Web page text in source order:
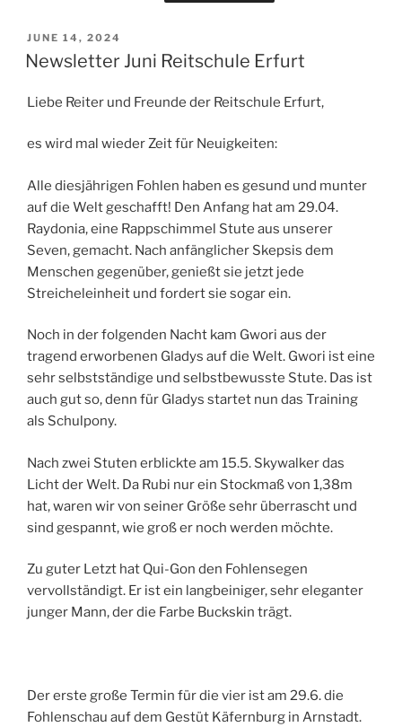
POSTED
ON
JUNE 14, 2024
Newsletter Juni Reitschule Erfurt
Liebe Reiter und Freunde der Reitschule Erfurt,
es wird mal wieder Zeit für Neuigkeiten:
Alle diesjährigen Fohlen haben es gesund und munter
auf die Welt geschafft! Den Anfang hat am 29.04.
Raydonia, eine Rappschimmel Stute aus unserer
Seven, gemacht. Nach anfänglicher Skepsis dem
Menschen gegenüber, genießt sie jetzt jede
Streicheleinheit und fordert sie sogar ein.
Noch in der folgenden Nacht kam Gwori aus der
tragend erworbenen Gladys auf die Welt. Gwori ist eine
sehr selbstständige und selbstbewusste Stute. Das ist
auch gut so, denn für Gladys startet nun das Training
als Schulpony.
Nach zwei Stuten erblickte am 15.5. Skywalker das
Licht der Welt. Da Rubi nur ein Stockmaß von 1,38m
hat, waren wir von seiner Größe sehr überrascht und
sind gespannt, wie groß er noch werden möchte.
Zu guter Letzt hat Qui-Gon den Fohlensegen
vervollständigt. Er ist ein langbeiniger, sehr eleganter
junger Mann, der die Farbe Buckskin trägt.
Der erste große Termin für die vier ist am 29.6. die
Fohlenschau auf dem Gestüt Käfernburg in Arnstadt.